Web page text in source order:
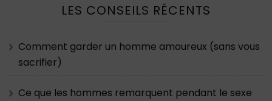
LES CONSEILS RÉCENTS
Comment garder un homme amoureux (sans vous
sacrifier)
Ce que les hommes remarquent pendant le sexe